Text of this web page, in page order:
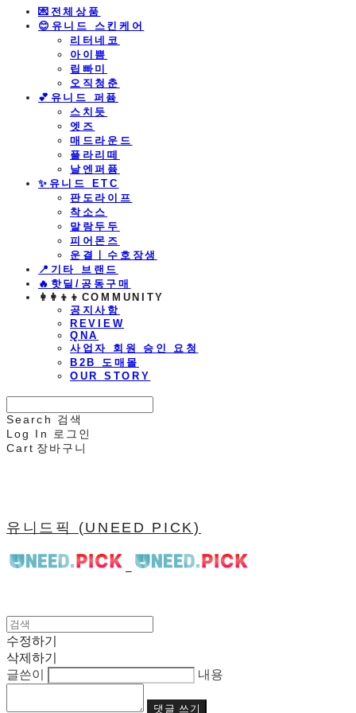
💌전체상품
😊유니드 스킨케어
리터네코
아이쁨
립빠미
오직청춘
💕유니드 퍼퓸
스치듯
엣즈
매드라운드
플라리떼
날엔퍼퓸
​✨유니드 ETC
판도라이프
착소스
말랑두두
피어몬즈
운결ㅣ수호장생
📍기타 브랜드
🔥핫딜/공동구매
👩‍👩‍👦‍👦COMMUNITY
공지사항
REVIEW
QNA
사업자 회원 승인 요청
B2B 도매몰
OUR STORY
Search
검색
Log In
로그인
Cart 장바구니
유니드픽 (UNEED PICK)
수정하기
삭제하기
글쓴이
내용
댓글 쓰기